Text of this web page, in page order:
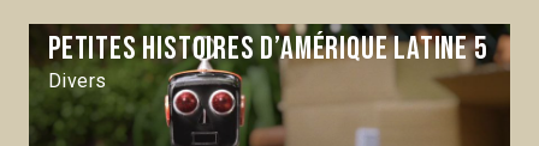
Petites Histoires d’Amérique Latine 5
Divers